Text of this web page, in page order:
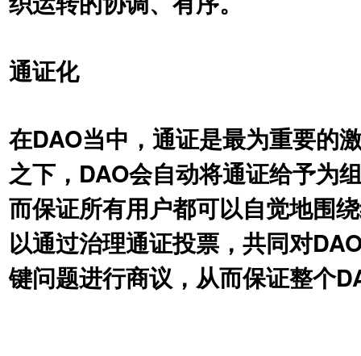
通证化
在DAO当中，通证是最为重要的
之下，DAO会⾃动将通证给予为
⽽保证所有⽤户都可以⾃觉地围
以通过治理通证投票，共同对
键问题进⾏商议，从⽽保证整个